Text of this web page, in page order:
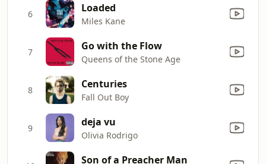
6 Loaded
Miles Kane
7 Go with the Flow
Queens of the Stone Age
8 Centuries
Fall Out Boy
9 deja vu
Olivia Rodrigo
Son of a Preacher Man